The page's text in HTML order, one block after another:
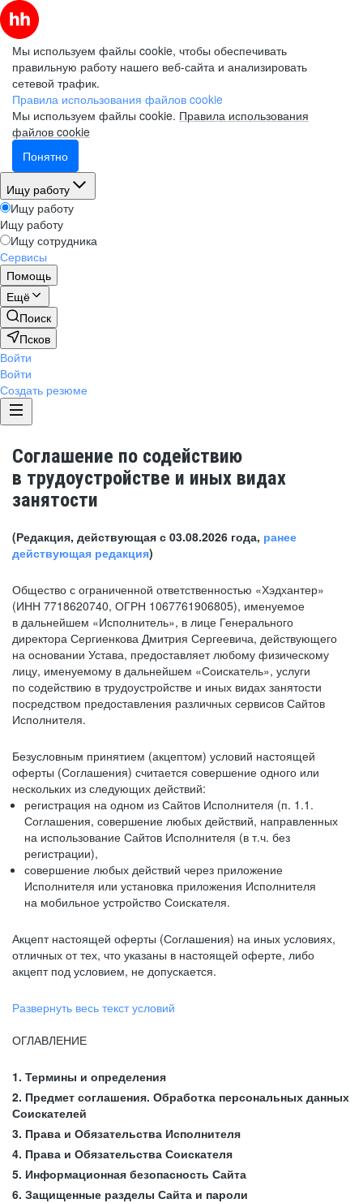
Мы используем файлы cookie, чтобы обеспечивать
правильную работу нашего веб-сайта и анализировать
сетевой трафик.
Правила использования файлов cookie
Мы используем файлы cookie. Правила использования
файлов cookie
Понятно
Ищу работу
Ищу работу
Ищу работу
Ищу сотрудника
Сервисы
Помощь
Ещё
Поиск
Псков
Войти
Войти
Создать резюме
Соглашение по содействию
в трудоустройстве и иных видах
занятости
(Редакция, действующая с 03.08.2026 года, ранее
действующая редакция)
Общество с ограниченной ответственностью «Хэдхантер»
(ИНН 7718620740, ОГРН 1067761906805), именуемое
в дальнейшем «Исполнитель», в лице Генерального
директора Сергиенкова Дмитрия Сергеевича, действующего
на основании Устава, предоставляет любому физическому
лицу, именуемому в дальнейшем «Соискатель», услуги
по содействию в трудоустройстве и иных видах занятости
посредством предоставления различных сервисов Сайтов
Исполнителя.
Безусловным принятием (акцептом) условий настоящей
оферты (Соглашения) считается совершение одного или
нескольких из следующих действий:
регистрация на одном из Сайтов Исполнителя (п. 1.1.
Соглашения, совершение любых действий, направленных
на использование Сайтов Исполнителя (в т.ч. без
регистрации),
совершение любых действий через приложение
Исполнителя или установка приложения Исполнителя
на мобильное устройство Соискателя.
Акцепт настоящей оферты (Соглашения) на иных условиях,
отличных от тех, что указаны в настоящей оферте, либо
акцепт под условием, не допускается.
Развернуть весь текст условий
ОГЛАВЛЕНИЕ
1. Термины и определения
2. Предмет соглашения. Обработка персональных данных
Соискателей
3. Права и Обязательства Исполнителя
4. Права и Обязательства Соискателя
5. Информационная безопасность Сайта
6. Защищенные разделы Сайта и пароли